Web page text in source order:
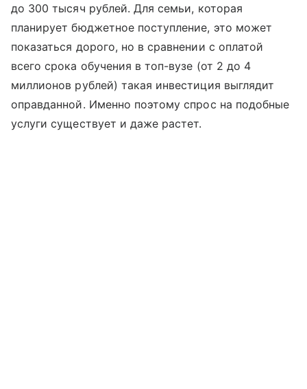
до 300 тысяч рублей. Для семьи, которая
планирует бюджетное поступление, это может
показаться дорого, но в сравнении с оплатой
всего срока обучения в топ-вузе (от 2 до 4
миллионов рублей) такая инвестиция выглядит
оправданной. Именно поэтому спрос на подобные
услуги существует и даже растет.